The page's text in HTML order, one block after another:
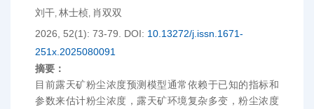
刘干, 林士桢, 肖双双
2026, 52(1): 73-79.
DOI: 10.13272/j.issn.1671-
251x.2025080091
摘要：
目前露天矿粉尘浓度预测模型通常依赖于已知的指标和
参数来估计粉尘浓度，露天矿环境复杂多变，粉尘浓度